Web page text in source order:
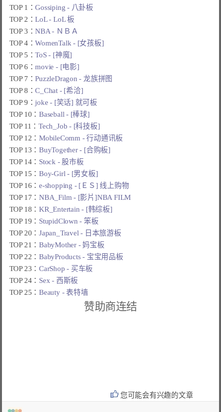
TOP 1：Gossiping - 八卦板
TOP 2：LoL - LoL 板
TOP 3：NBA - ＮＢＡ
TOP 4：WomenTalk - [女孩板]
TOP 5：ToS - [神魔]
TOP 6：movie - [电影]
TOP 7：PuzzleDragon - 龙族拼图
TOP 8：C_Chat - [希洽]
TOP 9：joke - [笑话] 就可板
TOP 10：Baseball - [棒球]
TOP 11：Tech_Job - [科技板]
TOP 12：MobileComm - 行动通讯板
TOP 13：BuyTogether - [合购板]
TOP 14： Stock - 股市板
TOP 15：Boy-Girl - [男女板]
TOP 16：e-shopping - [ＥＳ] 线上购物
TOP 17：NBA_Film - [影片]NBA FILM
TOP 18：KR_Entertain - [韩综板]
TOP 19： StupidClown - 笨板
TOP 20：Japan_Travel - 日本旅游板
TOP 21：BabyMother - 妈宝板
TOP 22：BabyProducts - 宝宝用品板
TOP 23：CarShop - 买车板
TOP 24： Sex - 西斯板
TOP 25：Beauty - 表特墙
赞助商连结
您可能会有兴趣的文章